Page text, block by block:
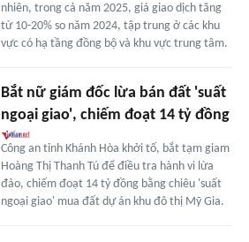
nhiên, trong cả năm 2025, giá giao dịch tăng
từ 10-20% so năm 2024, tập trung ở các khu
vực có hạ tầng đồng bộ và khu vực trung tâm.
Bắt nữ giám đốc lừa bán đất 'suất
ngoại giao', chiếm đoạt 14 tỷ đồng
Công an tỉnh Khánh Hòa khởi tố, bắt tạm giam
Hoàng Thị Thanh Tú để điều tra hành vi lừa
đảo, chiếm đoạt 14 tỷ đồng bằng chiêu 'suất
ngoại giao' mua đất dự án khu đô thị Mỹ Gia.